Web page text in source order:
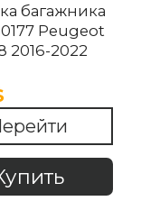
багажника
Peugeot
2016-2022